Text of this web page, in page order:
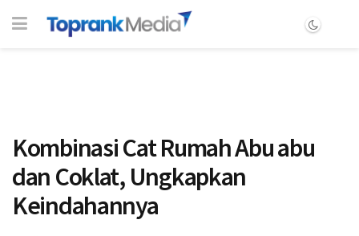
Kombinasi Cat Rumah Abu abu
dan Coklat, Ungkapkan
Keindahannya